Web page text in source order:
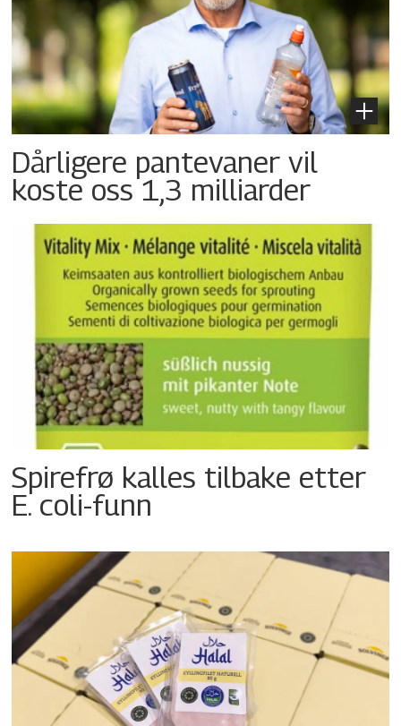
Dårligere pantevaner vil
koste oss 1,3 milliarder
Spirefrø kalles tilbake etter
E. coli-funn